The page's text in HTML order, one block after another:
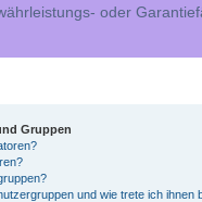
oder
Gruppen
und wie trete ich ihnen